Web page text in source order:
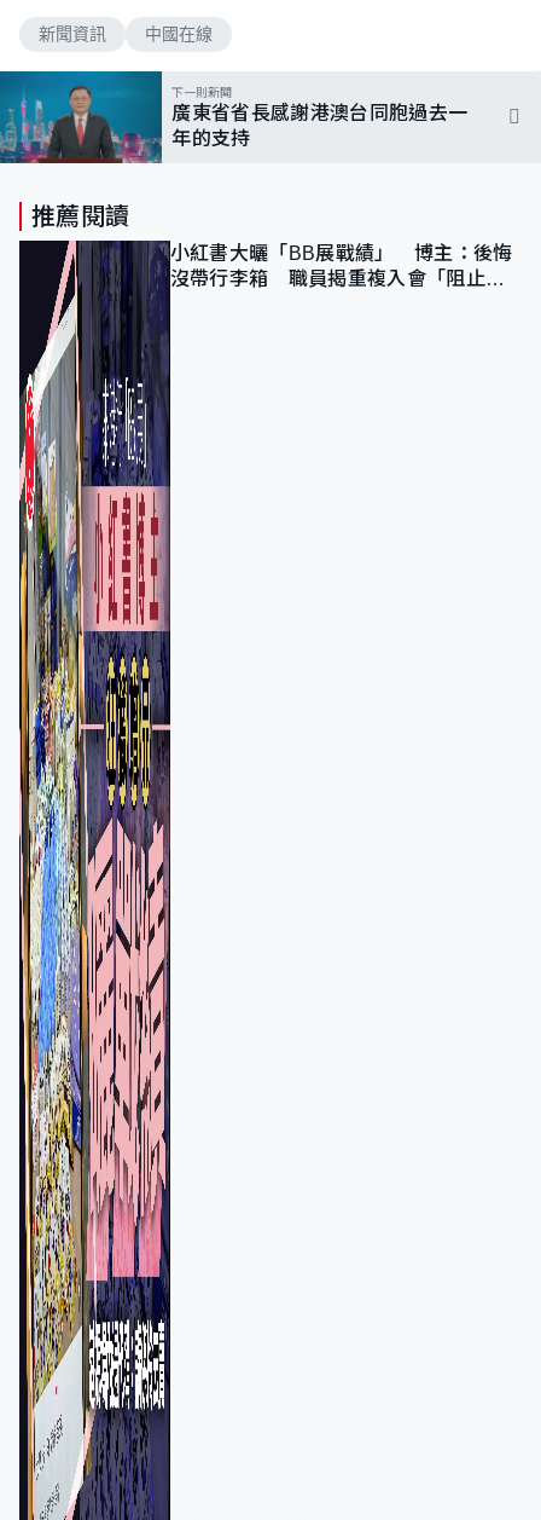
新聞資訊 中國在線
下一則新聞
廣東省省長感謝港澳台同胞過去一
年的支持
推薦閱讀
小紅書大曬「BB展戰績」 博主：後悔
沒帶行李箱 職員揭重複入會「阻止唔